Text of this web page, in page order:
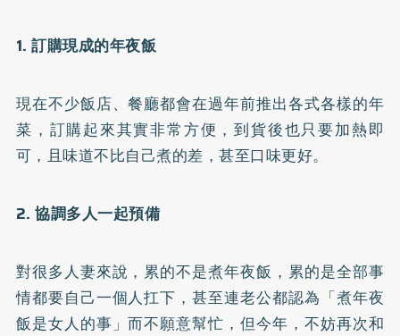
1. 訂購現成的年夜飯
現在不少飯店、餐廳都會在過年前推出各式各樣的年
菜，訂購起來其實非常方便，到貨後也只要加熱即
可，且味道不比自己煮的差，甚至口味更好。
2. 協調多人一起預備
對很多人妻來說，累的不是煮年夜飯，累的是全部事
情都要自己一個人扛下，甚至連老公都認為「煮年夜
飯是女人的事」而不願意幫忙，但今年，不妨再次和